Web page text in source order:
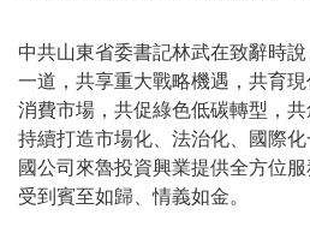
中共山東省委書記林武在致辭時
一道，共享重大戰略機遇，共育
消費市場，共促綠色低碳轉型，
持續打造市場化、法治化、國際
國公司來魯投資興業提供全方位
受到賓至如歸、情義如金。